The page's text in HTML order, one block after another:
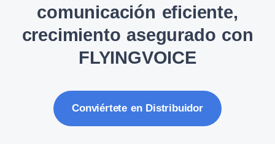
comunicación eficiente,
crecimiento asegurado con
FLYINGVOICE
Conviértete en Distribuidor